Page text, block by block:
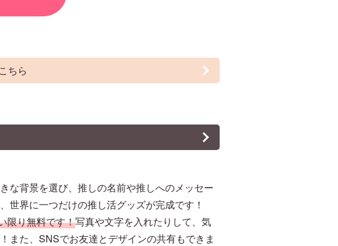
ちら
な背景を選び、推しの名前や推しへのメッセー
世界に一つだけの推し活グッズが完成です！
限り無料です！写真や文字を入れたりして、気
また、SNSでお友達とデザインの共有もできま